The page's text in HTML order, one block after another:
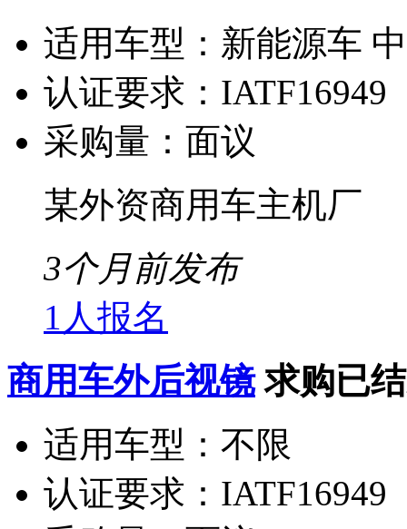
适用车型： 新能源车
认证要求： IATF16949
采购量： 面议
某外资商用车主机厂
3个月前发布
1人报名
商用车外后视镜 求购已
适用车型： 不限
认证要求： IATF16949